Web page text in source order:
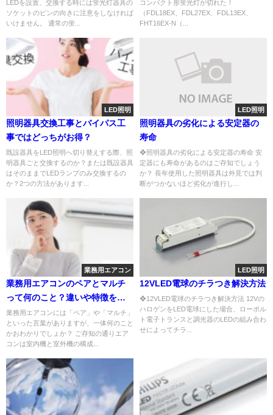
LEDを設置、交換する時には蛍光灯器具の
ソケットのピンの向きに注意をしなければ
いけません。 通常の蛍...
コンパクト形蛍光灯が切れた！
（FDL18EX、FDL27EX、FDL13EX、
FHT16EX-N（...
LED照明
照明器具交換工事とバイパス工
事ではどっちがお得？
既設器具をLED照明へ切り替えする際、照
明器具ごと交換するのか？または既設器具
はそのままでLEDランプのみ交換するの
か？2つの方法があります...
LED照明
照明器具の劣化による安定器の
寿命
❖照明器具の劣化による安定器の寿命 安
定器にも寿命があるのはご存知でしょう
か？ 長年使用した照明器具は外見では判
断がつかないほど劣化が進行し...
業務用エアコン
業務用エアコンのペアとマルチ
って何のこと？違いや特徴を解
説
業務用エアコンには「ペア」や「マルチ」
といった言葉がありますが、一体何のこと
かおわかりでしょか？ ご存知の通りエア
コンは室内機と室外機の構成...
LED照明
12VLED電球のチラつき解決方法
❖12VLED電球のチラつき解決方法 12Vの
ハロゲンをLED電球にした場合、ローボル
ト電子トランスと調光器のLEDの組み合わ
せによってチラ...